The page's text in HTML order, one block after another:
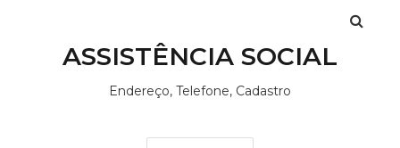
ASSISTÊNCIA SOCIAL
Endereço, Telefone, Cadastro